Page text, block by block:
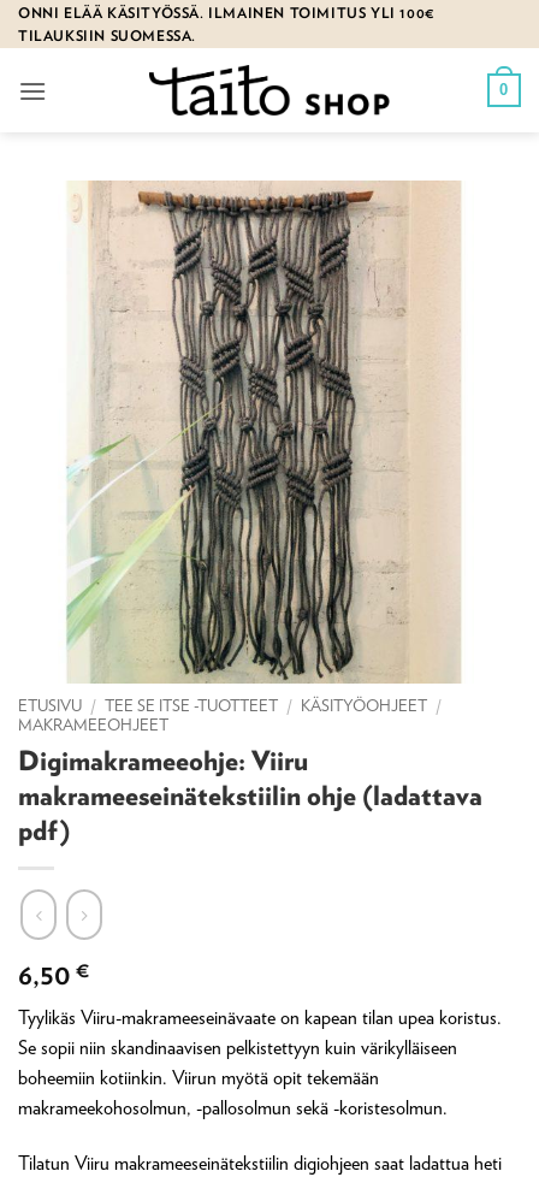
Skip
to
ONNI ELÄÄ KÄSITYÖSSÄ. ILMAINEN TOIMITUS YLI 100€
TILAUKSIIN SUOMESSA.
0
ETUSIVU / TEE SE ITSE -TUOTTEET / KÄSITYÖOHJEET /
MAKRAMEEOHJEET
Digimakrameeohje: Viiru
makrameeseinätekstiilin ohje (ladattava
pdf)
6,50 €
Tyylikäs Viiru-makrameeseinävaate on kapean tilan upea koristus.
Se sopii niin skandinaavisen pelkistettyyn kuin värikylläiseen
boheemiin kotiinkin. Viirun myötä opit tekemään
makrameekohosolmun, -pallosolmun sekä -koristesolmun.
Tilatun Viiru makrameeseinätekstiilin digiohjeen saat ladattua heti